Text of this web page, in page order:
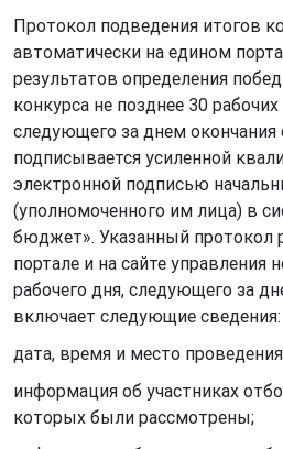
Протокол подведения итогов
автоматически на едином
результатов определения
конкурса не позднее 30
следующего за днем окончания
подписывается усиленной
электронной подписью
(уполномоченного им лица) в
бюджет». Указанный протокол
портале и на сайте управления
рабочего дня, следующего за
включает следующие сведения:
дата, время и место
информация об участниках
которых были рассмотрены;